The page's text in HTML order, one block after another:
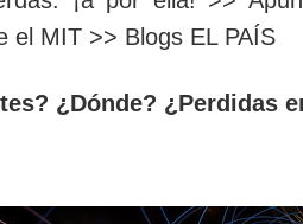
¿Dónde? ¿Perdidas